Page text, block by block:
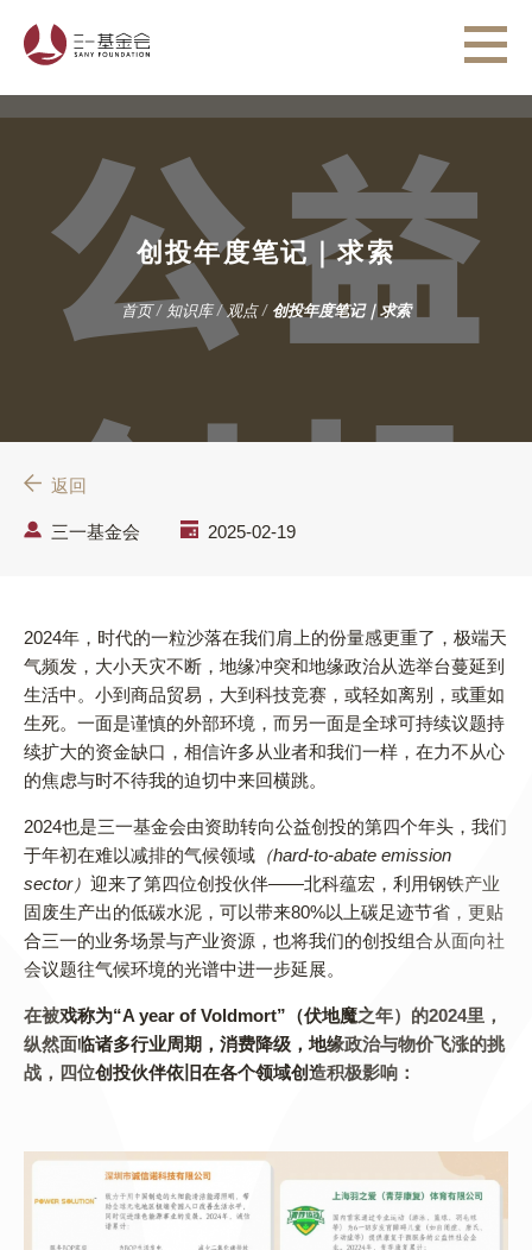
创投年度笔记｜求索
首页/ 知识库/观点/ 创投年度笔记｜求索
返回
三一基金会 2025-02-19
2024年，时代的一粒沙落在我们肩上的份量感更重了，极端天
气频发，大小天灾不断，地缘冲突和地缘政治从选举台蔓延到
生活中。小到商品贸易，大到科技竞赛，或轻如离别，或重如
生死。一面是谨慎的外部环境，而另一面是全球可持续议题持
续扩大的资金缺口，相信许多从业者和我们一样，在力不从心
的焦虑与时不待我的迫切中来回横跳。
2024也是三一基金会由资助转向公益创投的第四个年头，我们
于年初在难以减排的气候领域 （hard-to-abate emission
sector） 迎来了第四位创投伙伴——北科蕴宏，利用钢铁产业
固废生产出的低碳水泥，可以带来80%以上碳足迹节省，更贴
合三一的业务场景与产业资源，也将我们的创投组合从面向社
会议题往气候环境的光谱中进一步延展。
在被戏称为“A year of Voldmort”（伏地魔之年）的2024里，
纵然面临诸多行业周期，消费降级，地缘政治与物价飞涨的挑
战，四位创投伙伴依旧在各个领域创造积极影响：